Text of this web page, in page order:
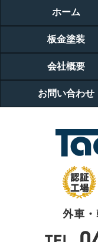
ホーム
板金塗装
会社概要
お問い合わせ